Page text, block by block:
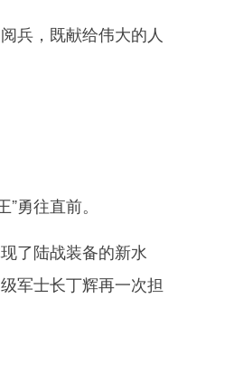
兵，既献给伟大的人
勇往直前。
了陆战装备的新水
军士长丁辉再一次担